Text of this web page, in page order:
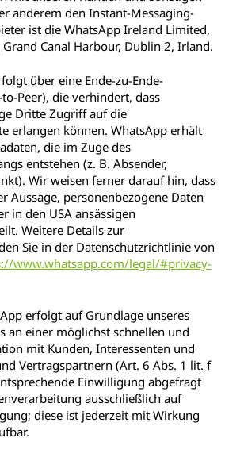
anderem den Instant-Messaging-
ist die WhatsApp Ireland Limited,
Canal Harbour, Dublin 2, Irland.
über eine Ende-zu-Ende-
Peer), die verhindert, dass
Dritte Zugriff auf die
erlangen können. WhatsApp erhält
die im Zuge des
entstehen (z. B. Absender,
Wir weisen ferner darauf hin, dass
Aussage, personenbezogene Daten
in den USA ansässigen
Weitere Details zur
Sie in der Datenschutzrichtlinie von
www.whatsapp.com/legal/#privacy-
erfolgt auf Grundlage unseres
an einer möglichst schnellen und
mit Kunden, Interessenten und
Vertragspartnern (Art. 6 Abs. 1 lit. f
Einwilligung abgefragt
ausschließlich auf
diese ist jederzeit mit Wirkung